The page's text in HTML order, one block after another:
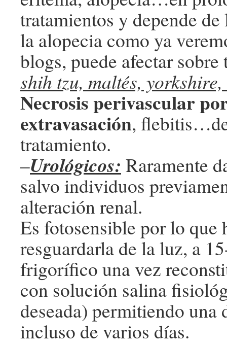
tratamientos y depende de
la alopecia como ya
blogs, puede afectar
shih tzu, maltés,
Necrosis perivascular
extravasación,
tratamiento.
–Urológicos: Raramente
salvo individuos
alteración renal.
Es fotosensible por lo que
resguardarla de la luz, a
frigorífico una vez
con solución salina
deseada) permitiendo una
incluso de varios días.